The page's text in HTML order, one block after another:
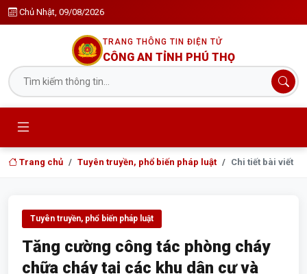
Chủ Nhật, 09/08/2026
TRANG THÔNG TIN ĐIỆN TỬ
CÔNG AN TỈNH PHÚ THỌ
Trang chủ Tuyên truyền, phổ biến pháp luật Chi tiết bài viết
Tuyên truyền, phổ biến pháp luật
Tăng cường công tác phòng cháy
chữa cháy tại các khu dân cư và